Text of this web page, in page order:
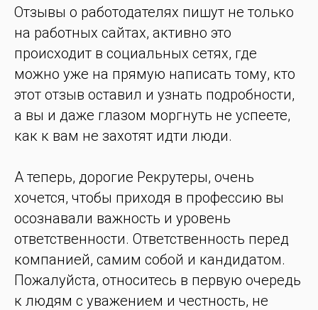
Отзывы о работодателях пишут не только
на работных сайтах, активно это
происходит в социальных сетях, где
можно уже на прямую написать тому, кто
этот отзыв оставил и узнать подробности,
а вы и даже глазом моргнуть не успеете,
как к вам не захотят идти люди.
А теперь, дорогие Рекрутеры, очень
хочется, чтобы приходя в профессию вы
осознавали важность и уровень
ответственности. Ответственность перед
компанией, самим собой и кандидатом.
Пожалуйста, относитесь в первую очередь
к людям с уважением и честность, не